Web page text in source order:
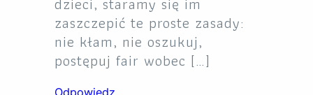
zaszczepić te proste zasady:
nie kłam, nie oszukuj,
postępuj fair wobec […]
Odpowiedz